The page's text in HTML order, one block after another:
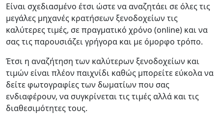
Είναι σχεδιασμένο έτσι ώστε να αναζητάει σε όλες τις
μεγάλες μηχανές κρατήσεων ξενοδοχείων τις
καλύτερες τιμές, σε πραγματικό χρόνο (online) και να
σας τις παρουσιάζει γρήγορα και με όμορφο τρόπο.
Έτσι η αναζήτηση των καλύτερων ξενοδοχείων και
τιμών είναι πλέον παιχνίδι καθώς μπορείτε εύκολα να
δείτε φωτογραφίες των δωματίων που σας
ενδιαφέρουν, να συγκρίνεται τις τιμές αλλά και τις
διαθεσιμότητες τους.